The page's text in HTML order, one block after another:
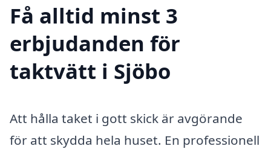
Få alltid minst 3
erbjudanden för
taktvätt i Sjöbo
Att hålla taket i gott skick är avgörande
för att skydda hela huset. En professionell